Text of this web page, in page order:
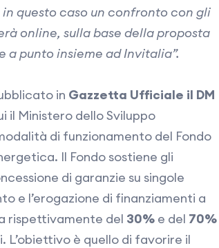
questo caso un confronto con gli
online, sulla base della proposta
a punto insieme ad Invitalia”.
in Gazzetta Ufficiale il DM
il Ministero dello Sviluppo
di funzionamento del Fondo
Il Fondo sostiene gli
di garanzie su singole
e l’erogazione di finanziamenti a
rispettivamente del 30% e del 70%
L’obiettivo è quello di favorire il